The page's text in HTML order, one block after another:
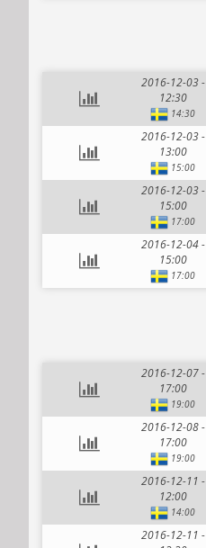
2016-12-03 -
12:30
14:30
2016-12-03 -
13:00
15:00
2016-12-03 -
15:00
17:00
2016-12-04 -
15:00
17:00
2016-12-07 -
17:00
19:00
2016-12-08 -
17:00
19:00
2016-12-11 -
12:00
14:00
2016-12-11 -